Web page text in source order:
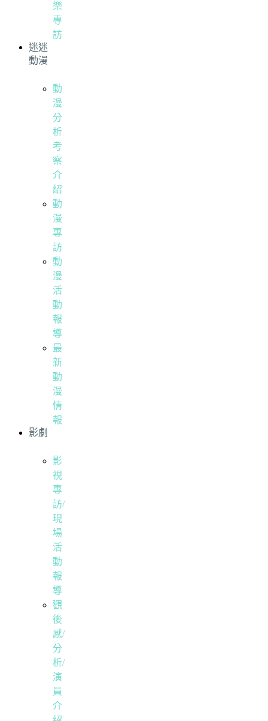
樂
專
訪
迷迷
動漫
動
漫
分
析
考
察
介
紹
動
漫
專
訪
動
漫
活
動
報
導
最
新
動
漫
情
報
影劇
影
視
專
訪/
現
場
活
動
報
導
觀
後
感/
分
析/
演
員
介